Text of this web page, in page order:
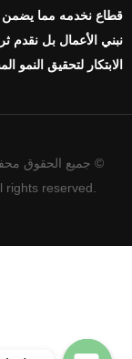
قطاع نخدمه مما يضمن
نبني الأعمال بل نقدم
الابتكار لتحقيق النمو
© جميع الحقوق
reserved.